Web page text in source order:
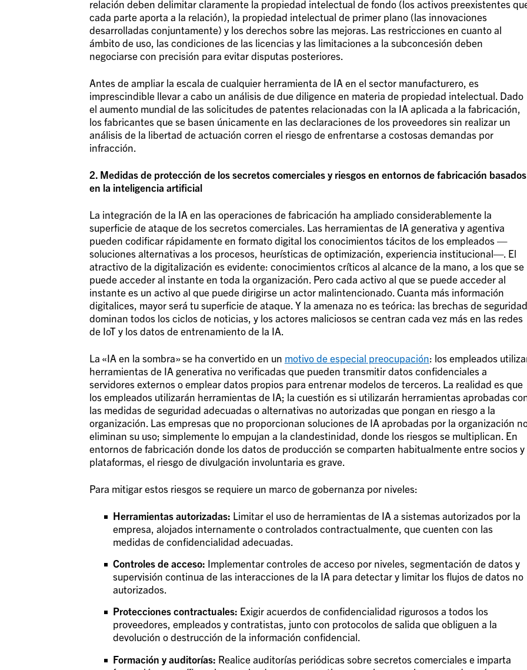
relación deben delimitar claramente la propiedad intelectual de fondo (los activos preexistentes
cada parte aporta a la relación), la propiedad intelectual de primer plano (las innovaciones
desarrolladas conjuntamente) y los derechos sobre las mejoras. Las restricciones en cuanto al
ámbito de uso, las condiciones de las licencias y las limitaciones a la subconcesión deben
negociarse con precisión para evitar disputas posteriores.
Antes de ampliar la escala de cualquier herramienta de IA en el sector manufacturero, es
imprescindible llevar a cabo un análisis de due diligence en materia de propiedad intelectual. Dado
el aumento mundial de las solicitudes de patentes relacionadas con la IA aplicada a la fabricación,
los fabricantes que se basen únicamente en las declaraciones de los proveedores sin realizar un
análisis de la libertad de actuación corren el riesgo de enfrentarse a costosas demandas por
infracción.
2. Medidas de protección de los secretos comerciales y riesgos en entornos de fabricación basados
en la inteligencia artificial
La integración de la IA en las operaciones de fabricación ha ampliado considerablemente la
superficie de ataque de los secretos comerciales. Las herramientas de IA generativa y agentiva
pueden codificar rápidamente en formato digital los conocimientos tácitos de los empleados —
soluciones alternativas a los procesos, heurísticas de optimización, experiencia institucional—. El
atractivo de la digitalización es evidente: conocimientos críticos al alcance de la mano, a los que se
puede acceder al instante en toda la organización. Pero cada activo al que se puede acceder al
instante es un activo al que puede dirigirse un actor malintencionado. Cuanta más información
digitalices, mayor será tu superficie de ataque. Y la amenaza no es teórica: las brechas de seguridad
dominan todos los ciclos de noticias, y los actores maliciosos se centran cada vez más en las redes
de IoT y los datos de entrenamiento de la IA.
La «IA en la sombra» se ha convertido en un motivo de especial preocupación: los empleados
herramientas de IA generativa no verificadas que pueden transmitir datos confidenciales a
servidores externos o emplear datos propios para entrenar modelos de terceros. La realidad es que
los empleados utilizarán herramientas de IA; la cuestión es si utilizarán herramientas aprobadas
las medidas de seguridad adecuadas o alternativas no autorizadas que pongan en riesgo a la
organización. Las empresas que no proporcionan soluciones de IA aprobadas por la organización
eliminan su uso; simplemente lo empujan a la clandestinidad, donde los riesgos se multiplican. En
entornos de fabricación donde los datos de producción se comparten habitualmente entre socios y
plataformas, el riesgo de divulgación involuntaria es grave.
Para mitigar estos riesgos se requiere un marco de gobernanza por niveles:
Herramientas autorizadas: Limitar el uso de herramientas de IA a sistemas autorizados por la
empresa, alojados internamente o controlados contractualmente, que cuenten con las
medidas de confidencialidad adecuadas.
Controles de acceso: Implementar controles de acceso por niveles, segmentación de datos y
supervisión continua de las interacciones de la IA para detectar y limitar los flujos de datos no
autorizados.
Protecciones contractuales: Exigir acuerdos de confidencialidad rigurosos a todos los
proveedores, empleados y contratistas, junto con protocolos de salida que obliguen a la
devolución o destrucción de la información confidencial.
Formación y auditorías: Realice auditorías periódicas sobre secretos comerciales e imparta